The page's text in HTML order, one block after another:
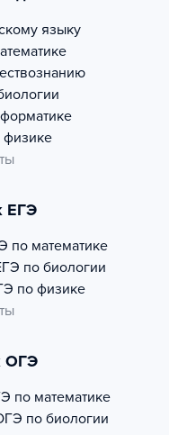
языку
ЕГЭ
по математике
по биологии
по физике
ОГЭ
по математике
по биологии